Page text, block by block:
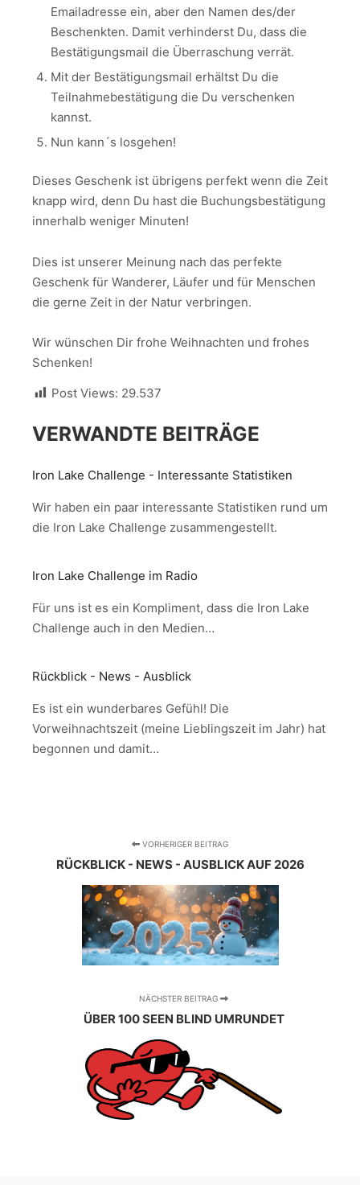
Emailadresse ein, aber den Namen des/der
Beschenkten. Damit verhinderst Du, dass die
Bestätigungsmail die Überraschung verrät.
Mit der Bestätigungsmail erhältst Du die
Teilnahmebestätigung die Du verschenken
kannst.
Nun kann´s losgehen!
Dieses Geschenk ist übrigens perfekt wenn die Zeit
knapp wird, denn Du hast die Buchungsbestätigung
innerhalb weniger Minuten!
Dies ist unserer Meinung nach das perfekte
Geschenk für Wanderer, Läufer und für Menschen
die gerne Zeit in der Natur verbringen.
Wir wünschen Dir frohe Weihnachten und frohes
Schenken!
Post Views: 29.537
VERWANDTE BEITRÄGE
Iron Lake Challenge - Interessante Statistiken
Wir haben ein paar interessante Statistiken rund um
die Iron Lake Challenge zusammengestellt.
Iron Lake Challenge im Radio
Für uns ist es ein Kompliment, dass die Iron Lake
Challenge auch in den Medien…
Rückblick - News - Ausblick
Es ist ein wunderbares Gefühl! Die
Vorweihnachtszeit (meine Lieblingszeit im Jahr) hat
begonnen und damit…
VORHERIGER BEITRAG
RÜCKBLICK - NEWS - AUSBLICK AUF 2026
NÄCHSTER BEITRAG
ÜBER 100 SEEN BLIND UMRUNDET